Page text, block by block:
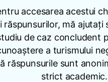
accesarea acestui
mă ajutați
de caz concludent
a turismului
răspunsurile sunt
strict academic.